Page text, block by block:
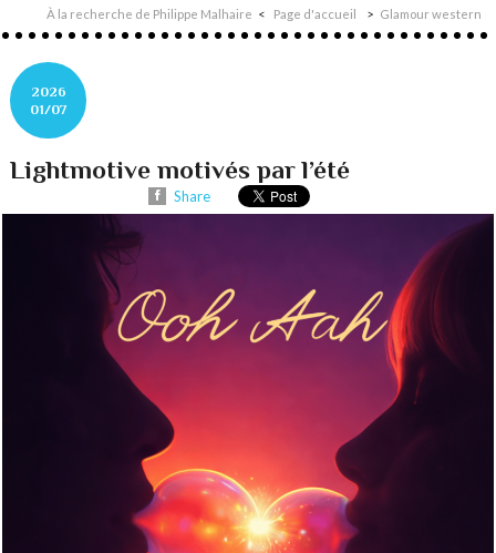
À la recherche de Philippe Malhaire Page d'accueil Glamour western
2026
01/07
Lightmotive motivés par l’été
Share